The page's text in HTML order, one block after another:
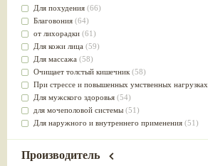
Для похудения (66)
Благовония (64)
от лихорадки (61)
Для кожи лица (59)
Для массажа (58)
Очищает толстый кишечник (58)
При стрессе и повышенных умственных нагрузках
Для мужского здоровья (54)
для мочеполовой системы (51)
Для наружного и внутреннего применения (51)
Для стабилизации деятельности ЦНС
Производитель